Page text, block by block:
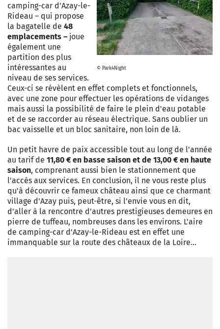
© Park4Night
camping-car d'Azay-le-
Rideau – qui propose
la bagatelle de 48
emplacements – joue
également une
partition des plus
intéressantes au
niveau de ses services.
Ceux-ci se révèlent en effet complets et fonctionnels,
avec une zone pour effectuer les opérations de vidanges
mais aussi la possibilité de faire le plein d'eau potable
et de se raccorder au réseau électrique. Sans oublier un
bac vaisselle et un bloc sanitaire, non loin de là.
Un petit havre de paix accessible tout au long de l'année
au tarif de 11,80 € en basse saison et de 13,00 € en haute
saison, comprenant aussi bien le stationnement que
l'accès aux services. En conclusion, il ne vous reste plus
qu'à découvrir ce fameux château ainsi que ce charmant
village d'Azay puis, peut-être, si l'envie vous en dit,
d'aller à la rencontre d'autres prestigieuses demeures en
pierre de tuffeau, nombreuses dans les environs. L'aire
de camping-car d'Azay-le-Rideau est en effet une
immanquable sur la route des châteaux de la Loire…